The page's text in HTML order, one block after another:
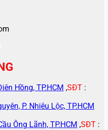
Hồng, TP.HCM ,SĐT :
P. Nhiêu Lộc, TP.HCM
Ông Lãnh, TP.HCM ,SĐT :